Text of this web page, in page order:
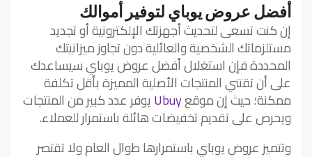
أفضل عروض يوباي لتوفير أموالك
إن كنت تسعى لتحديث أجهزتك الإلكترونية أو تجديد
مستلزماتك الشخصية والعائلية دون تجاوز ميزانيتك
المحددة فإن استغلال أفضل عروض يوباي سيساعدك
على أن تقتني المنتجات الأصلية المميزة بأقل تكلفة
ممكنة؛ حيث إن موقعUbuyيوفر عدد كبير من المنتجات
ويحرص على تقديم تخفيضات هائلة باستمرار للعملاء.
وتتميز عروض يوباي باستمرارها طوال العام ولا تقتصر